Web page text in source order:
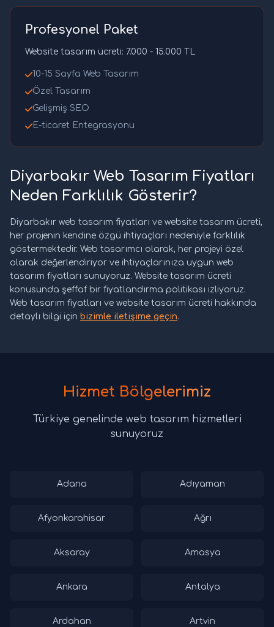
Profesyonel Paket
Website tasarım ücreti: 7.000 - 15.000 TL
10-15 Sayfa Web Tasarım
Özel Tasarım
Gelişmiş SEO
E-ticaret Entegrasyonu
Diyarbakır Web Tasarım Fiyatları
Neden Farklılık Gösterir?
Diyarbakır web tasarım fiyatları ve website tasarım ücreti,
her projenin kendine özgü ihtiyaçları nedeniyle farklılık
göstermektedir. Web tasarımcı olarak, her projeyi özel
olarak değerlendiriyor ve ihtiyaçlarınıza uygun web
tasarım fiyatları sunuyoruz. Website tasarım ücreti
konusunda şeffaf bir fiyatlandırma politikası izliyoruz.
Web tasarım fiyatları ve website tasarım ücreti hakkında
detaylı bilgi için bizimle iletişime geçin.
Hizmet Bölgelerimiz
Türkiye genelinde web tasarım hizmetleri
sunuyoruz
Adana Adıyaman
Afyonkarahisar Ağrı
Aksaray Amasya
Ankara Antalya
Ardahan Artvin